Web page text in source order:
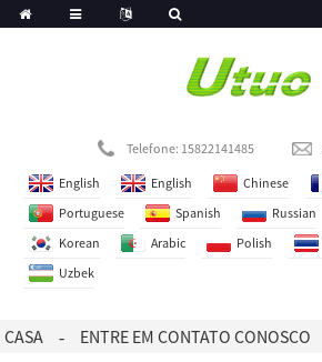
Telefone: 15822141485
English English Chinese
Portuguese
Spanish Russian
Korean
Arabic Polish
Uzbek
CASA ENTRE EM CONTATO CONOSCO